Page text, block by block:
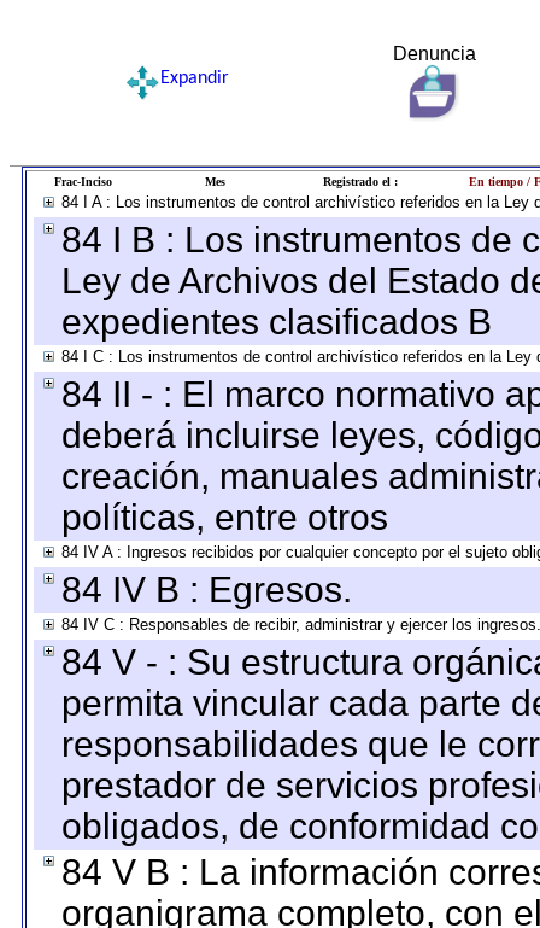
Denuncia
Expandir
Frac-Inciso Mes Registrado el : En tiempo /
84 I A : Los instrumentos de control archivístico referidos en la
84 I B : Los instrumentos de
Ley de Archivos del Estado
expedientes clasificados B
84 I C : Los instrumentos de control archivístico referidos en la
84 II - : El marco normativo
deberá incluirse leyes,
creación, manuales
políticas, entre otros
84 IV A : Ingresos recibidos por cualquier concepto por el sujeto
84 IV B : Egresos.
84 IV C : Responsables de recibir, administrar y ejercer los ingresos.
84 V - : Su estructura
permita vincular cada parte
responsabilidades que le
prestador de servicios
obligados, de conformidad
84 V B : La información
organigrama completo, con